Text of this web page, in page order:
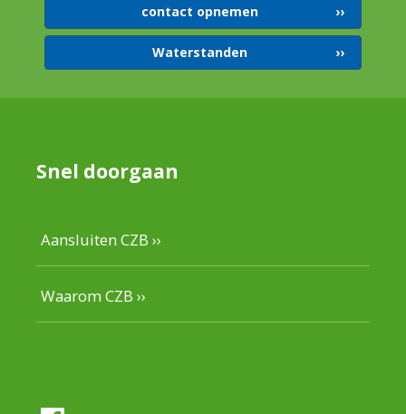
contact opnemen
Waterstanden
Snel doorgaan
Aansluiten CZB ››
Waarom CZB ››